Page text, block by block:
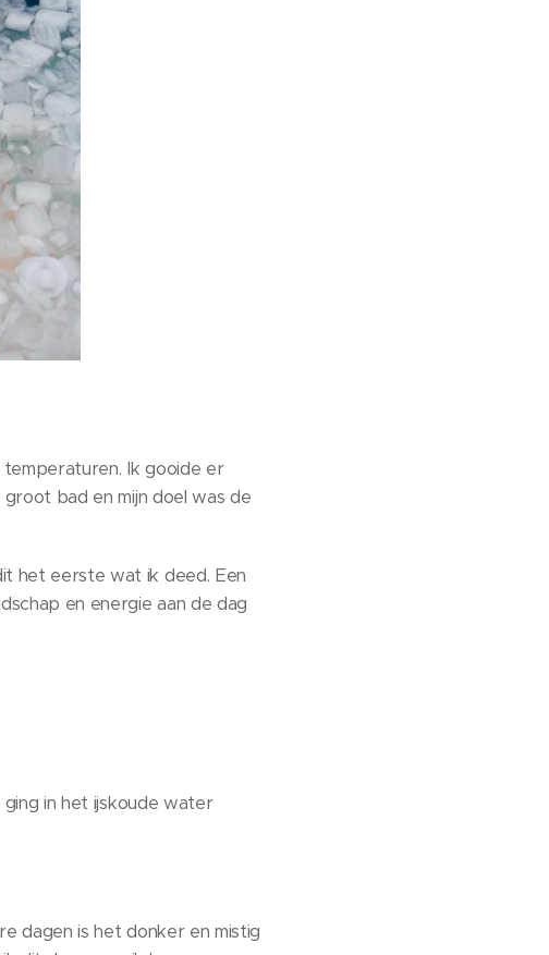
Ik gooide er
bad en mijn doel was de
het eerste wat ik deed. Een
en energie aan de dag
in het ijskoude water
dagen is het donker en mistig